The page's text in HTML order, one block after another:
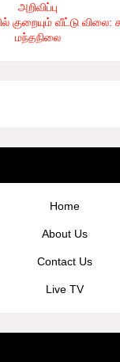
அறிவிப்பு
வீட்டு விலை:
மந்தநிலை- 8/6/2026
Home
About Us
Contact Us
Live TV